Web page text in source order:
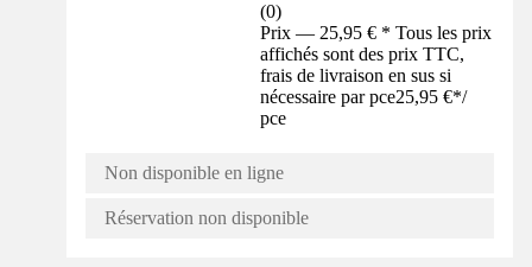
(0)
Prix — 25,95 € * Tous les prix
affichés sont des prix TTC,
frais de livraison en sus si
nécessaire par pce25,95 €*/
pce
Non disponible en ligne
Réservation non disponible